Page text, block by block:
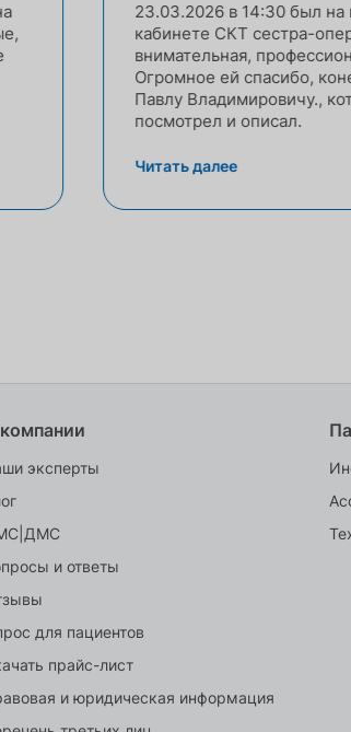
23.03.2026 в 14:30 был на
кабинете СКТ сестра-
внимательная,
Огромное ей спасибо, конечно доктору Гаер
Павлу Владимировичу.,
посмотрел и описал.
Читать далее
эксперты
и ответы
для пациентов
прайс-лист
и юридическая информация